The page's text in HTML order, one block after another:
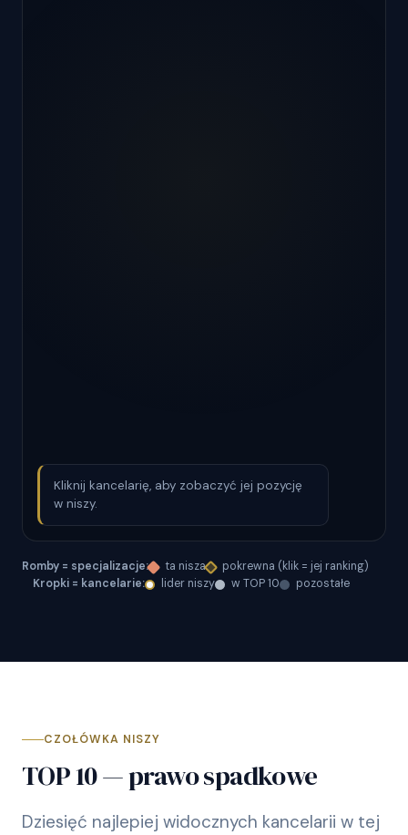
Kliknij kancelarię, aby zobaczyć jej pozycję
w niszy.
Romby = specjalizacje: ta nisza
pokrewna (klik = jej ranking)
Kropki = kancelarie:
lider niszy w TOP 10 pozostałe
CZOŁÓWKA NISZY
TOP 10 — prawo spadkowe
Dziesięć najlepiej widocznych kancelarii w tej